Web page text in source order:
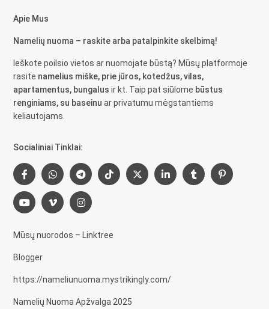
Apie Mus
Namelių nuoma – raskite arba patalpinkite skelbimą!
Ieškote poilsio vietos ar nuomojate būstą? Mūsų platformoje
rasite namelius miške, prie jūros, kotedžus, vilas,
apartamentus, bungalus ir kt. Taip pat siūlome būstus
renginiams, su baseinu ar privatumu mėgstantiems
keliautojams.
Socialiniai Tinklai:
Mūsų nuorodos – Linktree
Blogger
https://nameliunuoma.mystrikingly.com/
Namelių Nuoma Apžvalga 2025